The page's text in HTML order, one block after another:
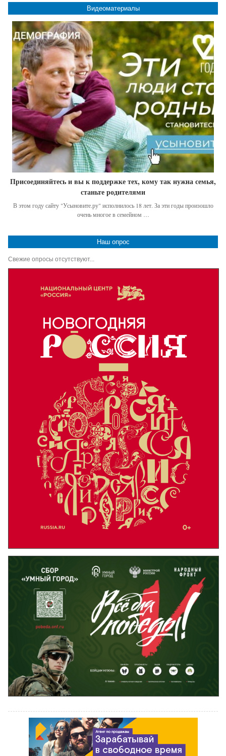
Видеоматериалы
Присоединяйтесь и вы к поддержке тех, кому так нужна семья,
станьте родителями
В этом году сайту "Усыновите.ру" исполнилось 18 лет. За эти годы произошло
очень многое в семейном …
Наш опрос
Свежие опросы отсутствуют...